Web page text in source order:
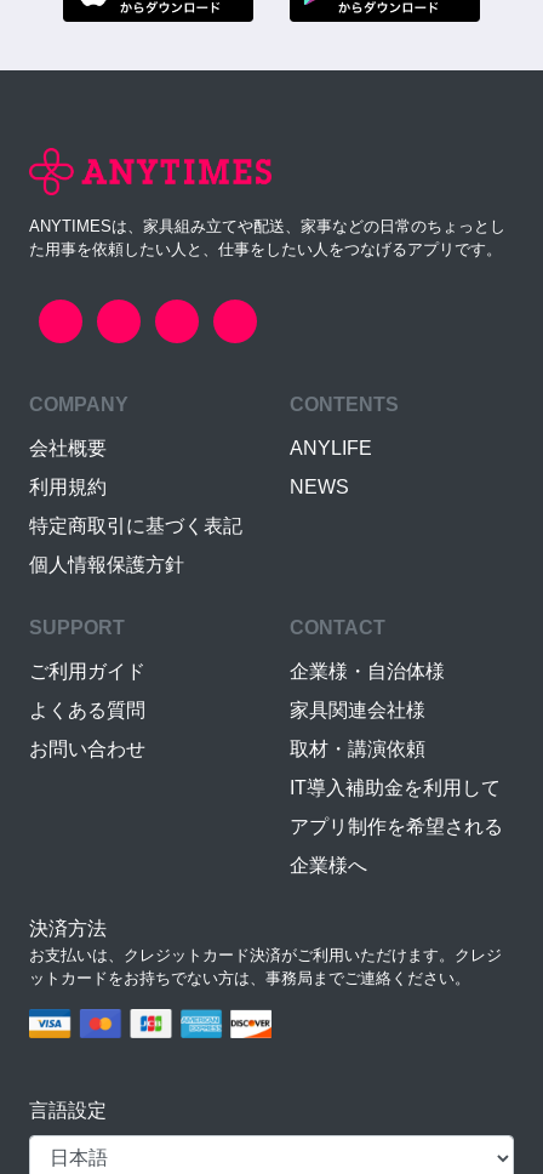
ANYTIMESは、家具組み立てや配送、家事などの日常のちょっとし
た用事を依頼したい人と、仕事をしたい人をつなげるアプリです。
COMPANY
会社概要
利用規約
特定商取引に基づく表記
個人情報保護方針
CONTENTS
ANYLIFE
NEWS
SUPPORT
ご利用ガイド
よくある質問
お問い合わせ
CONTACT
企業様・自治体様
家具関連会社様
取材・講演依頼
IT導入補助金を利用して
アプリ制作を希望される
企業様へ
決済方法
お支払いは、クレジットカード決済がご利用いただけます。クレジ
ットカードをお持ちでない方は、事務局までご連絡ください。
言語設定